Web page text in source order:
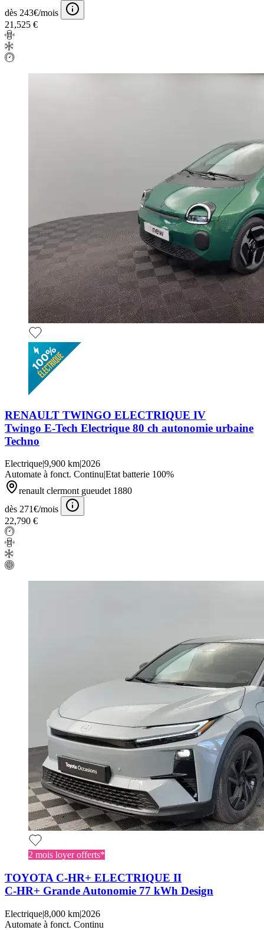
dès 243€/mois
21,525 €
RENAULT TWINGO ELECTRIQUE IV
Twingo E-Tech Electrique 80 ch autonomie urbaine
Techno
Electrique|9,900 km|2026
Automate à fonct. Continu|Etat batterie 100%
renault clermont gueudet 1880
dès 271€/mois
22,790 €
2 mois loyer offerts*
TOYOTA C-HR+ ELECTRIQUE II
C-HR+ Grande Autonomie 77 kWh Design
Electrique|8,000 km|2026
Automate à fonct. Continu